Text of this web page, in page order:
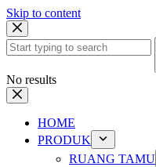
Skip to content
No results
HOME
PRODUK
RUANG TAMU